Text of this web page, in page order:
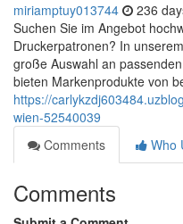
miriamptuy013744 236
Suchen Sie im Angebot
Druckerpatronen? In
große Auswahl an
bieten Markenprodukte von
https://
wien-52540039
Comments
Who
Comments